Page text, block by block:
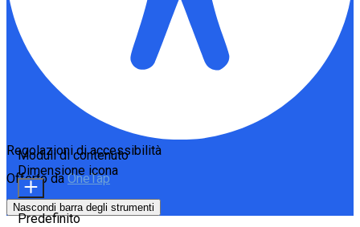
Regolazioni di accessibilità
Offerto daOneTap
Nascondi barra degli strumenti
Moduli di contenuto
Dimensione icona
Predefinito